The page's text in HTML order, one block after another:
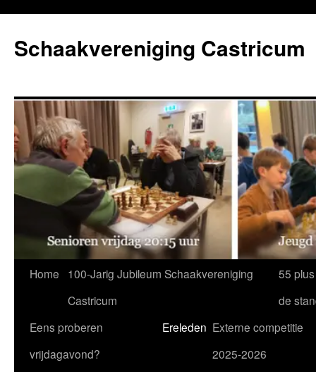
de
inhoud
Schaakvereniging Castricum
Home
100-Jarig Jubileum Schaakvereniging
Castricum
55
de
Eens proberen
vrijdagavond?
Ereleden Externe competitie
2025-2026